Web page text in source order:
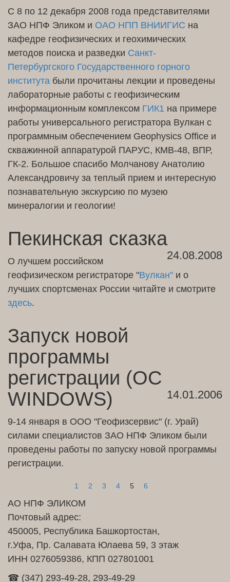
С 8 по 12 декабря 2008 года представителями
ЗАО НПФ Эликом и ОАО НПП ВНИИГИС на
кафедре геофизических и геохимических
методов поиска и разведки Санкт-
Петербургского Государственного горного
института были прочитаны лекции и проведены
лабораторные работы с геофизическим
информационным комплексом ГИК1 на примере
работы универсального регистратора Вулкан с
программным обеспечением Geophysics Office и
скважинной аппаратурой ПАРУС, КМВ-48, ВПР,
ГК-2. Большое спасибо Молчанову Анатолию
Александровичу за теплый прием и интересную
познавательную экскурсию по музею
минералогии и геологии!
Пекинская сказка
24.08.2008
О лучшем российском
геофизическом регистраторе "Вулкан" и о
лучших спортсменах России читайте и смотрите
здесь.
Запуск новой
программы
регистрации (ОС
WINDOWS)
14.01.2006
9-14 января в ООО "Геофизсервис" (г. Урай)
силами специалистов ЗАО НПФ Эликом были
проведены работы по запуску новой программы
регистрации.
1 2 3 4 5 6
АО НПФ ЭЛИКОМ
Почтовый адрес:
450005, Республика Башкортостан,
г.Уфа, Пр. Салавата Юлаева 59, 3 этаж
ИНН 0276059386, КПП 027801001
☎ (347) 293-49-28, 293-49-29